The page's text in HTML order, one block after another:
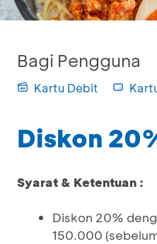
Bagi Pengguna
Kartu Debit
Diskon
Syarat & Ketentuan :
Diskon 20%
150.000